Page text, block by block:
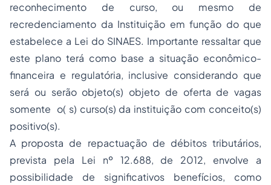
reconhecimento de curso, ou mesmo de
recredenciamento da Instituição em função do que
estabelece a Lei do SINAES. Importante ressaltar que
este plano terá como base a situação econômico-
financeira e regulatória, inclusive considerando que
será ou serão objeto(s) objeto de oferta de vagas
somente o( s) curso(s) da instituição com conceito(s)
positivo(s).
A proposta de repactuação de débitos tributários,
prevista pela Lei nº 12.688, de 2012, envolve a
possibilidade de significativos benefícios, como